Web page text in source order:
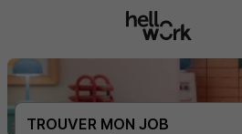
TROUVER MON JOB